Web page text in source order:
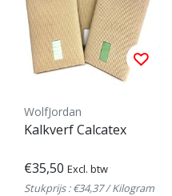
WolfJordan
Kalkverf Calcatex
€35,50 Excl. btw
Stukprijs : €34,37 / Kilogram